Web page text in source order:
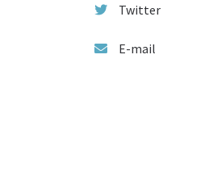
Twitter
E-mail